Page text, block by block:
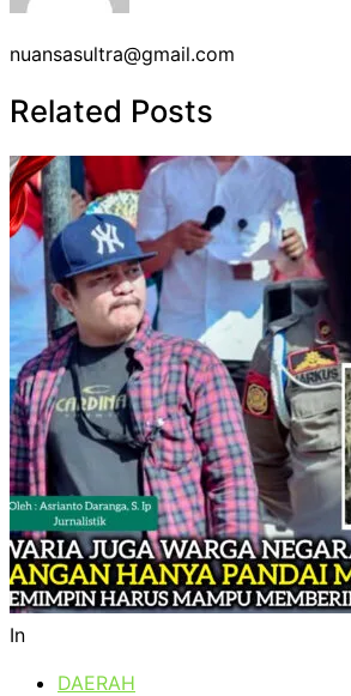
nuansasultra@gmail.com
Related Posts
In
DAERAH